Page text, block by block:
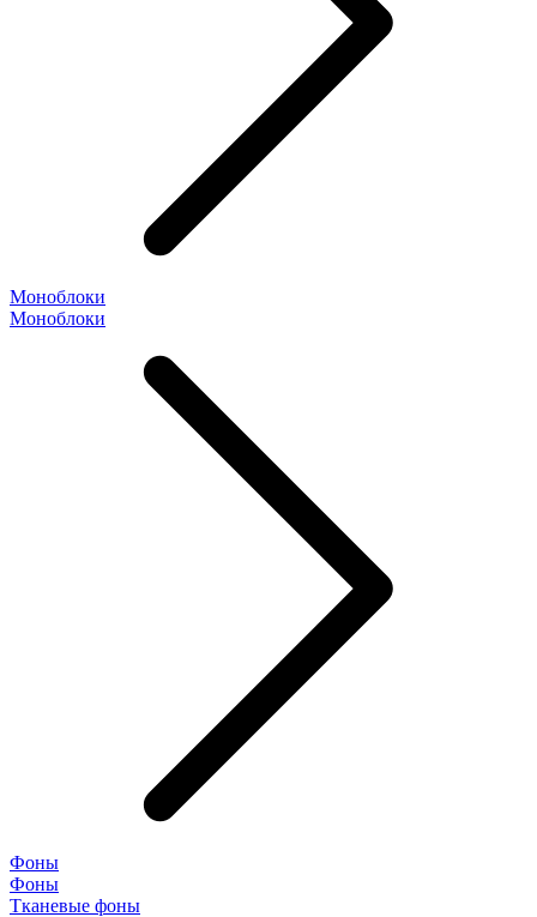
Моноблоки
Моноблоки
Фоны
Фоны
Тканевые фоны